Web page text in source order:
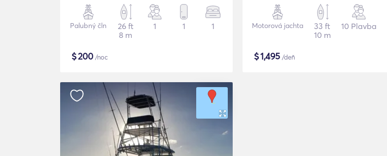
Palubný čln
26 ft
8 m
1 1 1
$200 /noc
Motorová jachta
33 ft
10 m
10 Plavba
$1,495 /deň